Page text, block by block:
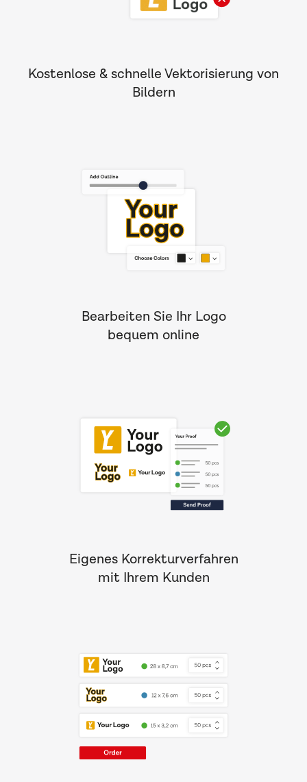
Kostenlose & schnelle Vektorisierung von
Bildern
Bearbeiten Sie Ihr Logo
bequem online
Eigenes Korrekturverfahren
mit Ihrem Kunden